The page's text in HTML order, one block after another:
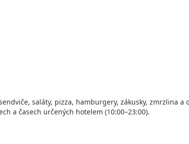
saláty, pizza, hamburgery, zákusky, zmrzlina a
a časech určených hotelem (10:00–23:00).